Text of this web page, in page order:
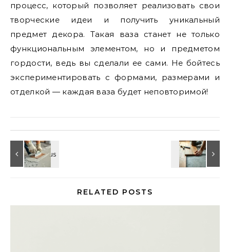
процесс, который позволяет реализовать свои
творческие идеи и получить уникальный
предмет декора. Такая ваза станет не только
функциональным элементом, но и предметом
гордости, ведь вы сделали ее сами. Не бойтесь
экспериментировать с формами, размерами и
отделкой — каждая ваза будет неповторимой!
RELATED POSTS